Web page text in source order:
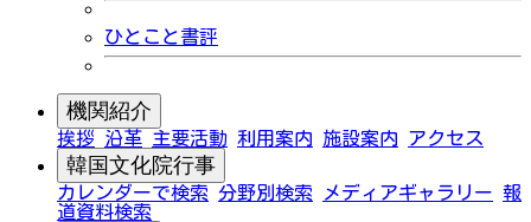
ひとこと書評
機関紹介
挨拶 沿革 主要活動 利用案内 施設案内 アクセス
韓国文化院行事
カレンダーで検索 分野別検索 メディアギャラリー 報
道資料検索